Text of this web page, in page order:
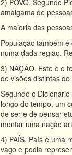
2) POVO. Segundo
amálgama de
A maioria das
População também
numa dada região.
3) NAÇÃO. Este é o
de visões distintas
Segundo o
longo do tempo, um
de ser e de pensar
montar uma nação
4) PAÍS. País é uma
vago e podia